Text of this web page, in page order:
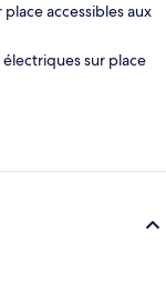
accessibles aux
sur place